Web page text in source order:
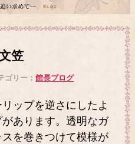
笠
ゴリー： 館長ブログ
ップを逆さにしたよ
あります。透明なガ
を巻きつけて模様が